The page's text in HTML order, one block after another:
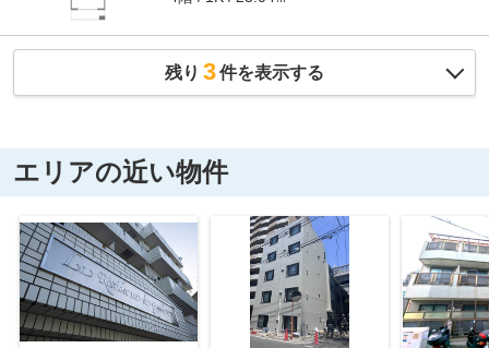
残り 3件を表示する
エリアの近い物件